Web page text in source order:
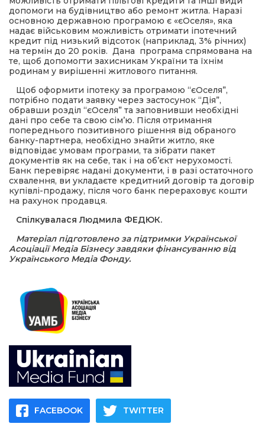
допомоги на будівництво або ремонт житла. Наразі
основною державною програмою є «єОселя», яка
надає військовим можливість отримати іпотечний
кредит під низький відсоток (наприклад, 3% річних)
на термін до 20 років. Дана програма спрямована на
те, щоб допомогти захисникам України та їхнім
родинам у вирішенні житлового питання.
Щоб оформити іпотеку за програмою “єОселя”,
потрібно подати заявку через застосунок “Дія”,
обравши розділ “єОселя” та заповнивши необхідні
дані про себе та свою сім’ю. Після отримання
попереднього позитивного рішення від обраного
банку-партнера, необхідно знайти житло, яке
відповідає умовам програми, та зібрати пакет
документів як на себе, так і на об’єкт нерухомості.
Банк перевіряє надані документи, і в разі остаточного
схвалення, ви укладаєте кредитний договір та договір
купівлі-продажу, після чого банк перераховує кошти
на рахунок продавця.
Спілкувалася Людмила ФЕДЮК.
Матеріал підготовлено за підтримки Української
Асоціації Медіа Бізнесу завдяки фінансуванню від
Українського Медіа Фонду.
FACEBOOK TWITTER